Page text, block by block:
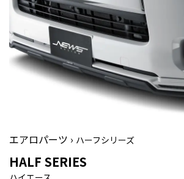
エアロパーツ › ハーフシリーズ
HALF SERIES